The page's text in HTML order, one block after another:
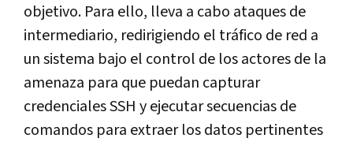
objetivo. Para ello, lleva a cabo ataques de
intermediario, redirigiendo el tráfico de red a
un sistema bajo el control de los actores de la
amenaza para que puedan capturar
credenciales SSH y ejecutar secuencias de
comandos para extraer los datos pertinentes